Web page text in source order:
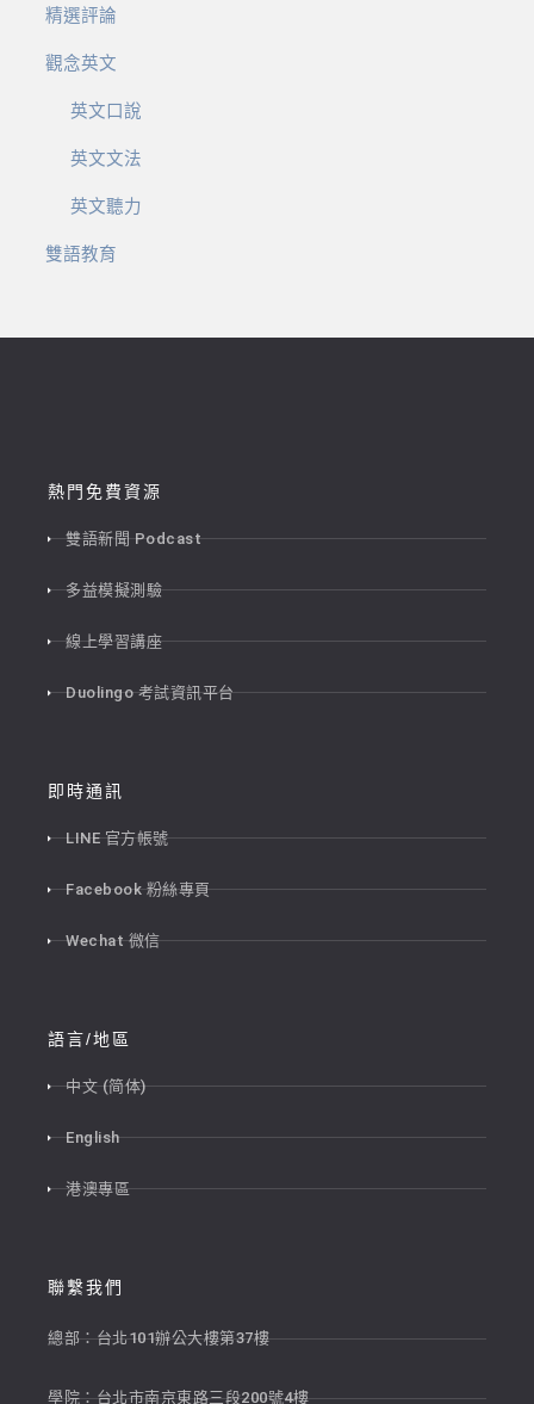
精選評論
觀念英文
英文口說
英文文法
英文聽力
雙語教育
熱門免費資源
雙語新聞 Podcast
多益模擬測驗
線上學習講座
Duolingo 考試資訊平台
即時通訊
LINE 官方帳號
Facebook 粉絲專頁
Wechat 微信
語言/地區
中文 (简体)
English
港澳專區
聯繫我們
總部：台北101辦公大樓第37樓
學院：台北市南京東路三段200號4樓